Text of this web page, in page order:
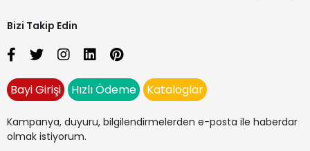
Bizi Takip Edin
Bayi Girişi Hızlı Ödeme Kataloglar
Kampanya, duyuru, bilgilendirmelerden e-posta ile haberdar
olmak istiyorum.